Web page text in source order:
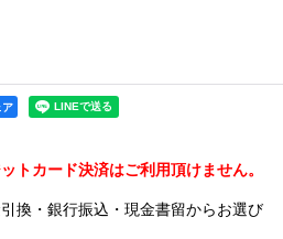
トカード決済はご利用頂けません。
換・銀行振込・現金書留からお選び